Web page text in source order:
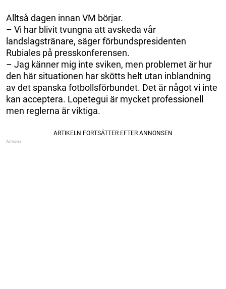
Alltså dagen innan VM börjar.
– Vi har blivit tvungna att avskeda vår
landslagstränare, säger förbundspresidenten
Rubiales på presskonferensen.
– Jag känner mig inte sviken, men problemet är hur
den här situationen har skötts helt utan inblandning
av det spanska fotbollsförbundet. Det är något vi inte
kan acceptera. Lopetegui är mycket professionell
men reglerna är viktiga.